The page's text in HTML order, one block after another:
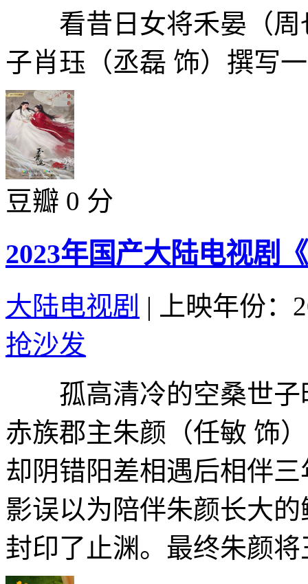
看昔日女将禾晏（周
子肖珏（丞磊 饰）撰写
豆瓣 0 分
2023年国产大陆电视剧
大陆电视剧 |
上映年份：
抢沙发
孤高清冷的空桑世子
赤族郡主朱颜（任敏 饰
却阴错阳差相遇后相伴
影误以为陪伴朱颜长大
封印了止渊。最终朱颜